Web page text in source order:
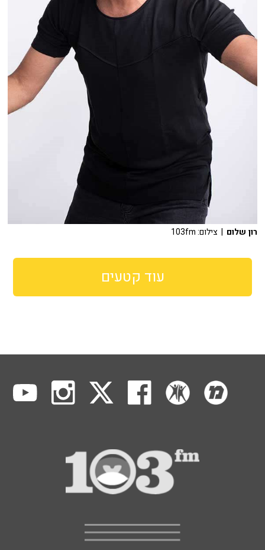
רון שלום | צילום: 103fm
עוד קטעים